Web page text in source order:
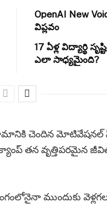
OpenAI New
విప్లవం
17 ఏళ్ల విద్యార్థి
ఎలా సాధ్యమైంది?
చెందిన మోటివేషనల్
క్యాంప్ తన వృత్తిపరమైన
ముందుకు